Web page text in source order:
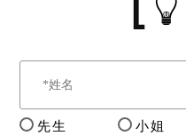
先生 小姐